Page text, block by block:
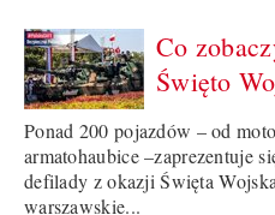
Co
Święto
Ponad 200 pojazdów – od
armatohaubice –zaprezentuje
defilady z okazji Święta
warszawskie...